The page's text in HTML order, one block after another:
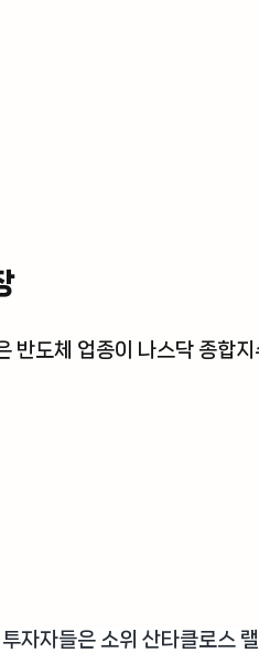
반도체 업종이 나스닥 종합
자자들은 소위 산타클로스 랠